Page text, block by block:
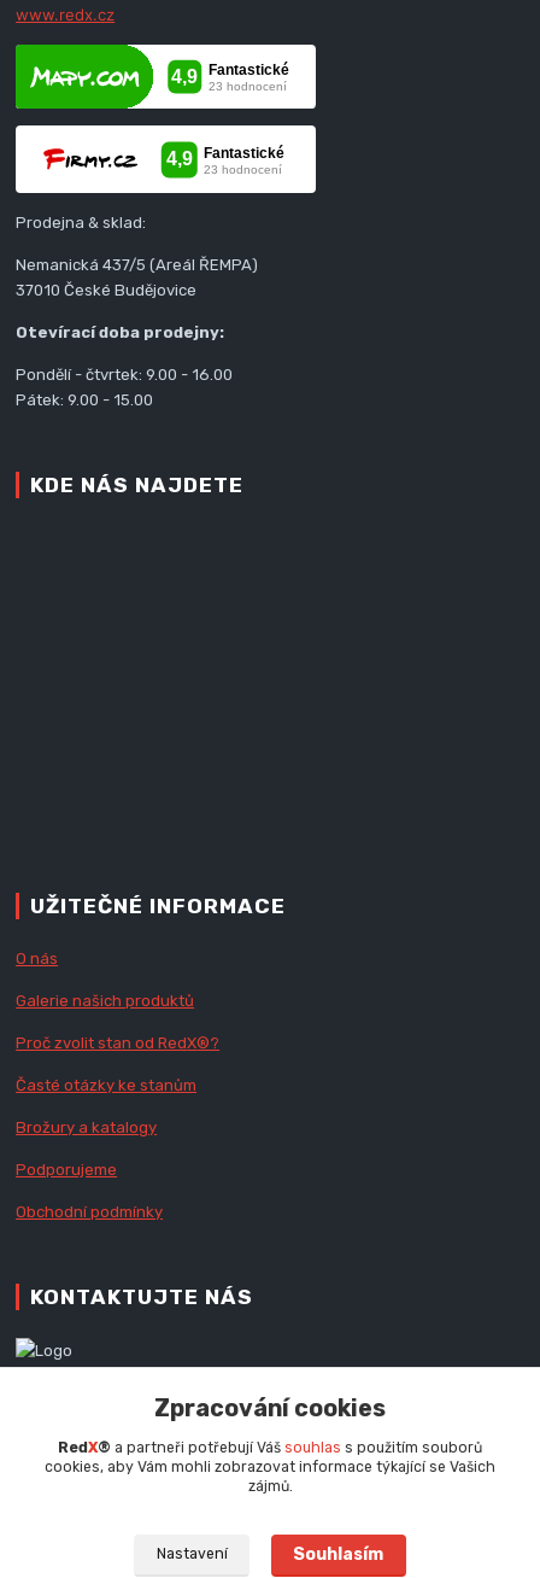
www.redx.cz
Prodejna & sklad:
Nemanická 437/5 (Areál ŘEMPA)
37010 České Budějovice
Otevírací doba prodejny:
Pondělí - čtvrtek: 9.00 - 16.00
Pátek: 9.00 - 15.00
KDE NÁS NAJDETE
UŽITEČNÉ INFORMACE
O nás
Galerie našich produktů
Proč zvolit stan od RedX®?
Časté otázky ke stanům
Brožury a katalogy
Podporujeme
Obchodní podmínky
KONTAKTUJTE NÁS
+420 777 979 111
info@redx.cz
Zpracování cookies
Red X® a partneři potřebují Váš souhlas s použitím souborů
cookies, aby Vám mohli zobrazovat informace týkající se Vašich
zájmů.
Nastavení Souhlasím